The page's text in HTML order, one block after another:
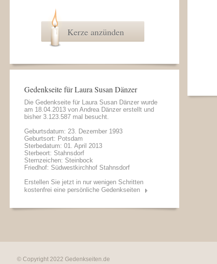
Kerze anzünden
Gedenkseite für Laura Susan Dänzer
Die Gedenkseite für Laura Susan Dänzer wurde
am 18.04.2013 von Andrea Dänzer erstellt und
bisher 3.123.587 mal besucht.
Geburtsdatum: 23. Dezember 1993
Geburtsort: Potsdam
Sterbedatum: 01. April 2013
Sterbeort: Stahnsdorf
Sternzeichen: Steinbock
Friedhof: Südwestkirchhof Stahnsdorf
Erstellen Sie jetzt in nur wenigen Schritten
kostenfrei eine persönliche Gedenkseiten
© Copyright 2022 Gedenkseiten.de